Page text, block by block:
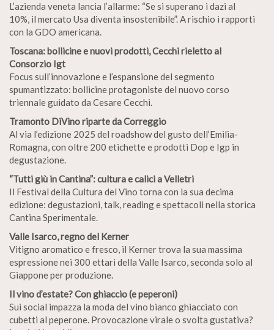
L’azienda veneta lancia l’allarme: “Se si superano i dazi al
10%, il mercato Usa diventa insostenibile”. A rischio i rapporti
con la GDO americana.
Toscana: bollicine e nuovi prodotti, Cecchi rieletto al
Consorzio Igt
Focus sull’innovazione e l’espansione del segmento
spumantizzato: bollicine protagoniste del nuovo corso
triennale guidato da Cesare Cecchi.
Tramonto DiVino riparte da Correggio
Al via l’edizione 2025 del roadshow del gusto dell’Emilia-
Romagna, con oltre 200 etichette e prodotti Dop e Igp in
degustazione.
“Tutti giù in Cantina”: cultura e calici a Velletri
Il Festival della Cultura del Vino torna con la sua decima
edizione: degustazioni, talk, reading e spettacoli nella storica
Cantina Sperimentale.
Valle Isarco, regno del Kerner
Vitigno aromatico e fresco, il Kerner trova la sua massima
espressione nei 300 ettari della Valle Isarco, seconda solo al
Giappone per produzione.
Il vino d’estate? Con ghiaccio (e peperoni)
Sui social impazza la moda del vino bianco ghiacciato con
cubetti al peperone. Provocazione virale o svolta gustativa?